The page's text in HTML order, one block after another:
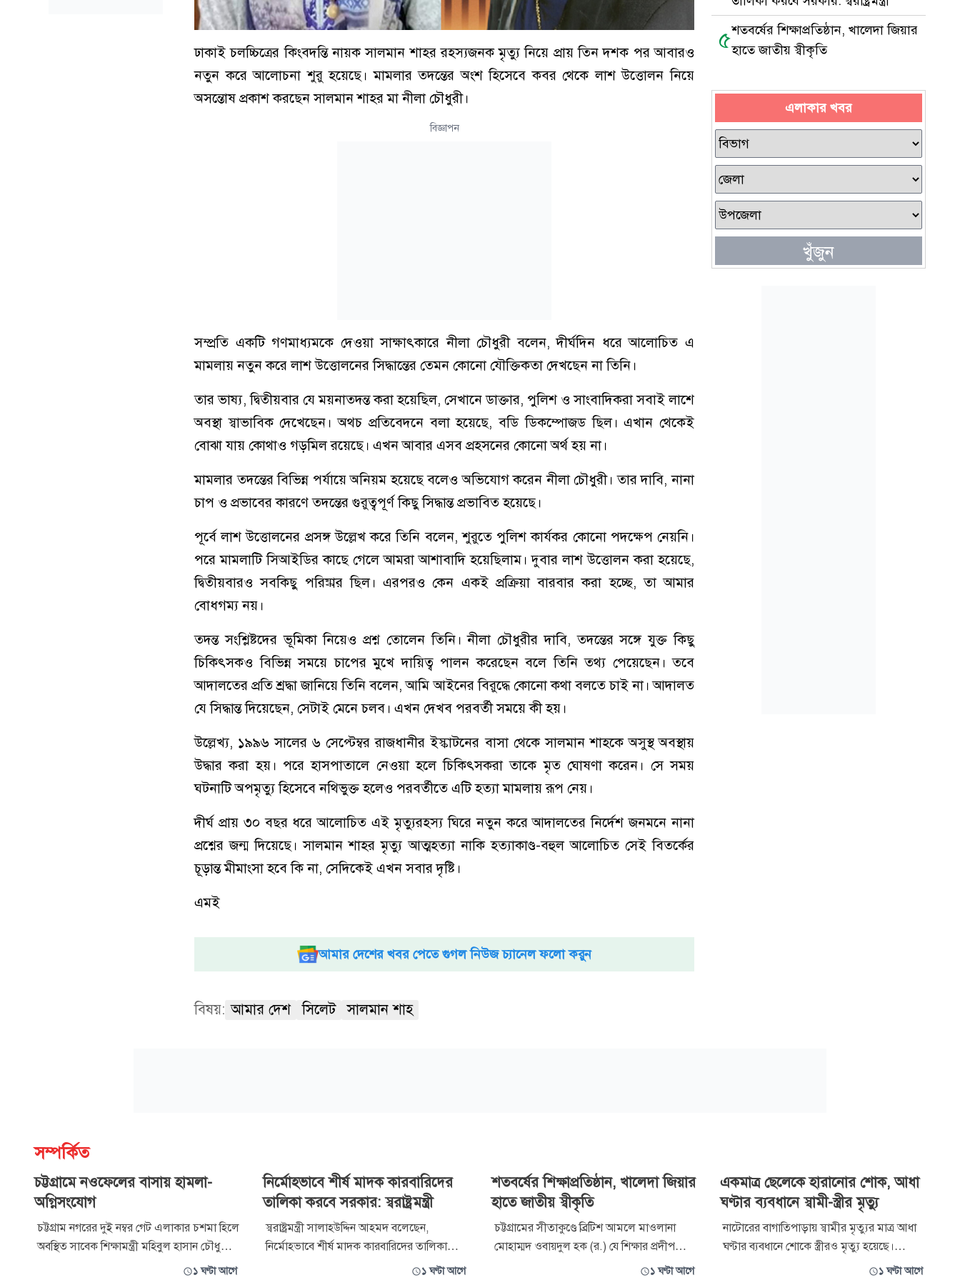
ঢাকাই চলচ্চিত্রের কিংবদন্তি নায়ক সালমান শাহর রহস্যজনক মৃত্যু নিয়ে প্রায় তিন দশক পর আবারও
নতুন করে আলোচনা শুরু হয়েছে। মামলার তদন্তের অংশ হিসেবে কবর থেকে লাশ উত্তোলন নিয়ে
অসন্তোষ প্রকাশ করছেন সালমান শাহর মা নীলা চৌধুরী।
বিজ্ঞাপন
সম্প্রতি একটি গণমাধ্যমকে দেওয়া সাক্ষাৎকারে নীলা চৌধুরী বলেন, দীর্ঘদিন ধরে আলোচিত এ
মামলায় নতুন করে লাশ উত্তোলনের সিদ্ধান্তের তেমন কোনো যৌক্তিকতা দেখছেন না তিনি।
তার ভাষ্য, দ্বিতীয়বার যে ময়নাতদন্ত করা হয়েছিল, সেখানে ডাক্তার, পুলিশ ও সাংবাদিকরা সবাই লাশে
অবস্থা স্বাভাবিক দেখেছেন। অথচ প্রতিবেদনে বলা হয়েছে, বডি ডিকম্পোজড ছিল। এখান থেকেই
বোঝা যায় কোথাও গড়মিল রয়েছে। এখন আবার এসব প্রহসনের কোনো অর্থ হয় না।
মামলার তদন্তের বিভিন্ন পর্যায়ে অনিয়ম হয়েছে বলেও অভিযোগ করেন নীলা চৌধুরী। তার দাবি, নানা
চাপ ও প্রভাবের কারণে তদন্তের গুরুত্বপূর্ণ কিছু সিদ্ধান্ত প্রভাবিত হয়েছে।
পূর্বে লাশ উত্তোলনের প্রসঙ্গ উল্লেখ করে তিনি বলেন, শুরুতে পুলিশ কার্যকর কোনো পদক্ষেপ নেয়নি।
পরে মামলাটি সিআইডির কাছে গেলে আমরা আশাবাদি হয়েছিলাম। দুবার লাশ উত্তোলন করা হয়েছে,
দ্বিতীয়বারও সবকিছু পরিষ্কার ছিল। এরপরও কেন একই প্রক্রিয়া বারবার করা হচ্ছে, তা আমার
বোধগম্য নয়।
তদন্ত সংশ্লিষ্টদের ভূমিকা নিয়েও প্রশ্ন তোলেন তিনি। নীলা চৌধুরীর দাবি, তদন্তের সঙ্গে যুক্ত কিছু
চিকিৎসকও বিভিন্ন সময়ে চাপের মুখে দায়িত্ব পালন করেছেন বলে তিনি তথ্য পেয়েছেন। তবে
আদালতের প্রতি শ্রদ্ধা জানিয়ে তিনি বলেন, আমি আইনের বিরুদ্ধে কোনো কথা বলতে চাই না। আদালত
যে সিদ্ধান্ত দিয়েছেন, সেটাই মেনে চলব। এখন দেখব পরবর্তী সময়ে কী হয়।
উল্লেখ্য, ১৯৯৬ সালের ৬ সেপ্টেম্বর রাজধানীর ইস্কাটনের বাসা থেকে সালমান শাহকে অসুস্থ অবস্থায়
উদ্ধার করা হয়। পরে হাসপাতালে নেওয়া হলে চিকিৎসকরা তাকে মৃত ঘোষণা করেন। সে সময়
ঘটনাটি অপমৃত্যু হিসেবে নথিভুক্ত হলেও পরবর্তীতে এটি হত্যা মামলায় রূপ নেয়।
দীর্ঘ প্রায় ৩০ বছর ধরে আলোচিত এই মৃত্যুরহস্য ঘিরে নতুন করে আদালতের নির্দেশ জনমনে নানা
প্রশ্নের জন্ম দিয়েছে। সালমান শাহর মৃত্যু আত্মহত্যা নাকি হত্যাকাণ্ড-বহুল আলোচিত সেই বিতর্কের
চূড়ান্ত মীমাংসা হবে কি না, সেদিকেই এখন সবার দৃষ্টি।
এমই
আমার দেশের খবর পেতে গুগল নিউজ চ্যানেল ফলো করুন
বিষয়: আমার দেশ সিলেট সালমান শাহ
৫শতবর্ষের শিক্ষাপ্রতিষ্ঠান, খালেদা জিয়ার
হাতে জাতীয় স্বীকৃতি
এলাকার খবর
খুঁজুন
সম্পর্কিত
চট্টগ্রামে নওফেলের বাসায় হামলা-
অগ্নিসংযোগ
চট্টগ্রাম নগরের দুই নম্বর গেট এলাকার চশমা হিলে
অবস্থিত সাবেক শিক্ষামন্ত্রী মহিবুল হাসান চৌধুরী
নওফেলের বাসভবনে হামলা ও অগ্নিসংযোগের
১ ঘণ্টা আগে
নির্মোহভাবে শীর্ষ মাদক কারবারিদের
তালিকা করবে সরকার: স্বরাষ্ট্রমন্ত্রী
স্বরাষ্ট্রমন্ত্রী সালাহউদ্দিন আহমদ বলেছেন,
নির্মোহভাবে শীর্ষ মাদক কারবারিদের তালিকা
প্রস্তুত করা হবে। মাদক চোরাকারবারি ও১ ঘণ্টা আগে
শতবর্ষের শিক্ষাপ্রতিষ্ঠান, খালেদা জিয়ার
হাতে জাতীয় স্বীকৃতি
চট্টগ্রামের সীতাকুণ্ডে ব্রিটিশ আমলে মাওলানা
মোহাম্মদ ওবায়দুল হক (র.) যে শিক্ষার প্রদীপ
প্রজ্বলিত করেছিলেন, শতবর্ষ পেরিয়েও তার আলো
১ ঘণ্টা আগে
একমাত্র ছেলেকে হারানোর শোক, আধা
ঘণ্টার ব্যবধানে স্বামী-স্ত্রীর মৃত্যু
নাটোরের বাগাতিপাড়ায় স্বামীর মৃত্যুর মাত্র আধা
ঘণ্টার ব্যবধানে শোকে স্ত্রীরও মৃত্যু হয়েছে।
বৃহস্পতিবার বিকেলে উপজেলার দয়ারামপুর১ ঘণ্টা আগে